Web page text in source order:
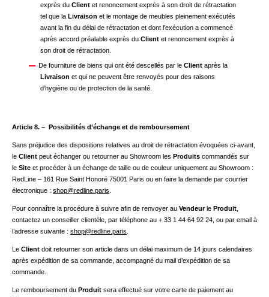
exprès duClientet renoncement exprès à son droit de rétractation
tel que laLivraison et le montage de meubles pleinement exécutés
avant la fin du délai de rétractation et dont l’exécution a commencé
après accord préalable exprès duClient et renoncement exprès à
son droit de rétractation.
De fourniture de biens qui ont été descellés par le Client après la
Livraison et qui ne peuvent être renvoyés pour des raisons
d’hygiène ou de protection de la santé.
Article 8. – Possibilités d’échange et de remboursement
Sans préjudice des dispositions relatives au droit de rétractation évoquées ci-avant,
le Client peut échanger ou retourner au Showroom les Produits commandés sur
le Site et procéder à un échange de taille ou de couleur uniquement au Showroom :
RedLine – 161 Rue Saint Honoré 75001 Paris ou en faire la demande par courrier
électronique : shop@redline.paris
Pour connaître la procédure à suivre afin de renvoyer au Vendeurle Produit
contactez un conseiller clientèle, par téléphone au + 33 1 44 64 92 24, ou par email à
l’adresse suivante : shop@redline.paris
Le Client doit retourner son article dans un délai maximum de 14 jours calendaires
après expédition de sa commande, accompagné du mail d’expédition de sa
commande.
Le remboursement du Produit sera effectué sur votre carte de paiement au